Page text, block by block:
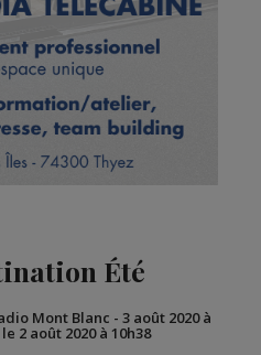
Été
Mont Blanc - 3 août 2020 à
2 août 2020 à 10h38